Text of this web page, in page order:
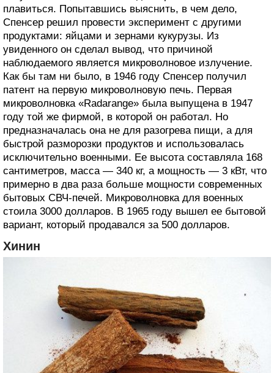
плавиться. Попытавшись выяснить, в чем дело,
Спенсер решил провести эксперимент с другими
продуктами: яйцами и зернами кукурузы. Из
увиденного он сделал вывод, что причиной
наблюдаемого является микроволновое излучение.
Как бы там ни было, в 1946 году Спенсер получил
патент на первую микроволновую печь. Первая
микроволновка «Radarange» была выпущена в 1947
году той же фирмой, в которой он работал. Но
предназначалась она не для разогрева пищи, а для
быстрой разморозки продуктов и использовалась
исключительно военными. Ее высота составляла 168
сантиметров, масса — 340 кг, а мощность — 3 кВт, что
примерно в два раза больше мощности современных
бытовых СВЧ-печей. Микроволновка для военных
стоила 3000 долларов. В 1965 году вышел ее бытовой
вариант, который продавался за 500 долларов.
Хинин